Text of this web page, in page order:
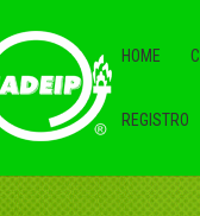
HOME
REGISTRO